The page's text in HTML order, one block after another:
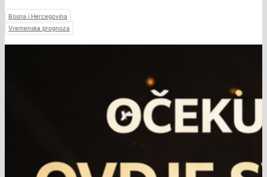
Bosna i Hercegovina
Vremenska prognoza